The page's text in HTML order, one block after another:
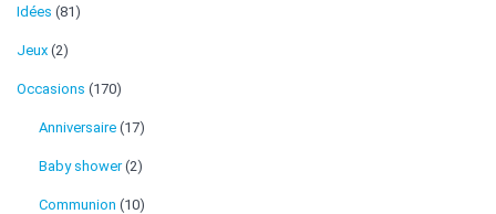
Idées (81)
Jeux (2)
Occasions (170)
Anniversaire (17)
Baby shower(2)
Communion (10)